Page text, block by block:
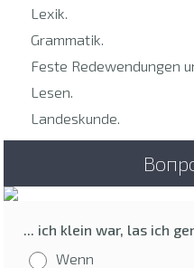
Lexik.
Grammatik.
Feste Redewendungen
Lesen.
Landeskunde.
... ich klein war, las ich
Wenn